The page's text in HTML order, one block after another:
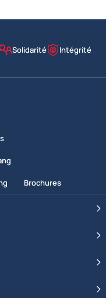
Solidarité Intégrité
Brochures